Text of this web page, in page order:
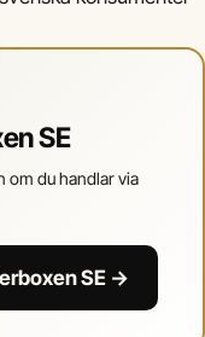
SE
om du handlar via
SE →